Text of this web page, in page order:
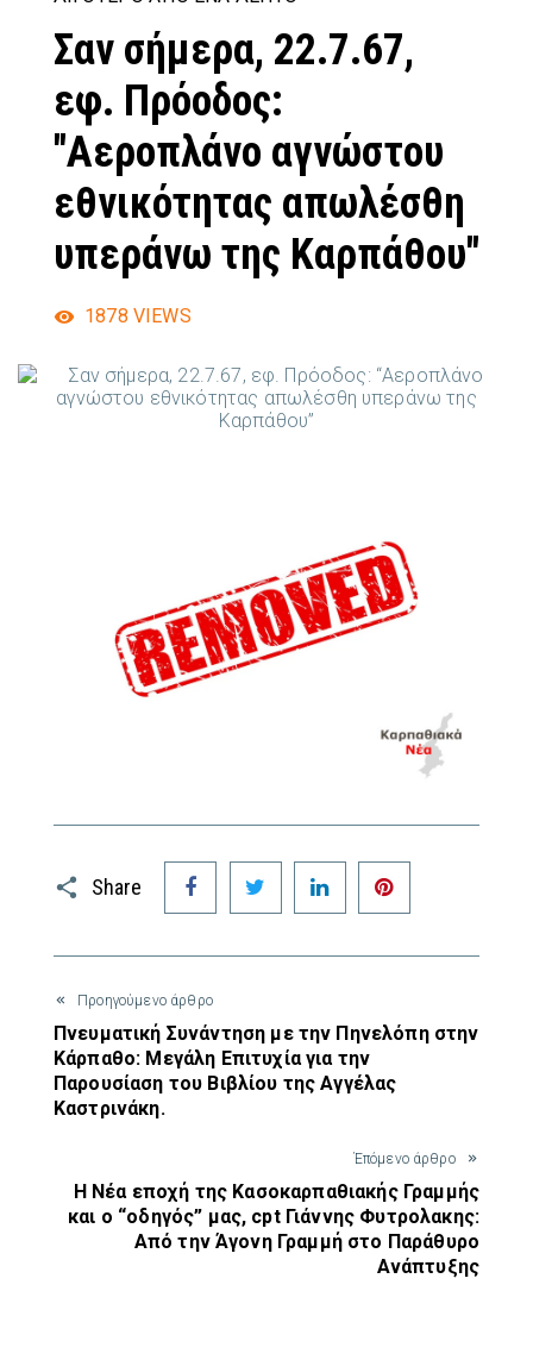
Σαν σήμερα, 22.7.67,
εφ. Πρόοδος:
"Αεροπλάνο αγνώστου
εθνικότητας απωλέσθη
υπεράνω της Καρπάθου"
1878 VIEWS
Share
Facebook Twitter LinkedIn
Προηγούμενο άρθρο
Πνευματική Συνάντηση με την Πηνελόπη στην
Κάρπαθο: Μεγάλη Επιτυχία για την
Παρουσίαση του Βιβλίου της Αγγέλας
Καστρινάκη.
Έπόμενο άρθρο
Η Νέα εποχή της Κασοκαρπαθιακής Γραμμής
και ο “οδηγός” μας, cpt Γιάννης Φυτρολακης:
Από την Άγονη Γραμμή στο Παράθυρο
Ανάπτυξης